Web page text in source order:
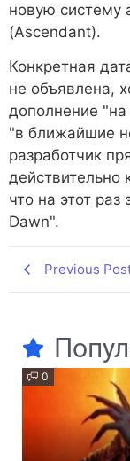
новую систему
(Ascendant).
Конкретная
не объявлена,
дополнение
"в ближайшие
разработчик
что на этот раз
Dawn".
Previous
0